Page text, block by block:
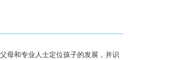
母和专业人士定位孩子的发展，并识